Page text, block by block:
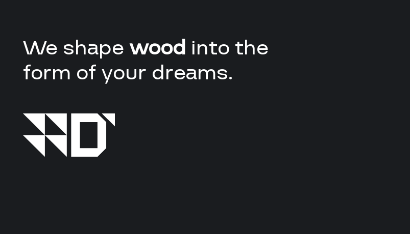
We shapewood into the
form of your dreams.